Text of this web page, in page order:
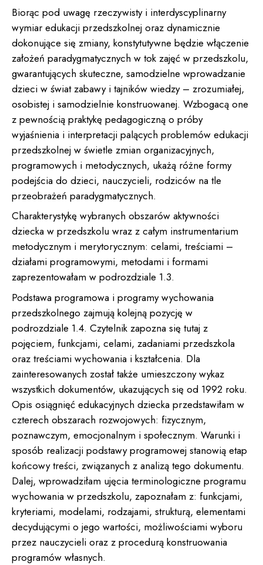
Biorąc pod uwagę rzeczywisty i interdyscyplinarny
wymiar edukacji przedszkolnej oraz dynamicznie
dokonujące się zmiany, konstytutywne będzie włączenie
założeń paradygmatycznych w tok zajęć w przedszkolu,
gwarantujących skuteczne, samodzielne wprowadzanie
dzieci w świat zabawy i tajników wiedzy – zrozumiałej,
osobistej i samodzielnie konstruowanej. Wzbogacą one
z pewnością praktykę pedagogiczną o próby
wyjaśnienia i interpretacji palących problemów edukacji
przedszkolnej w świetle zmian organizacyjnych,
programowych i metodycznych, ukażą różne formy
podejścia do dzieci, nauczycieli, rodziców na tle
przeobrażeń paradygmatycznych.
Charakterystykę wybranych obszarów aktywności
dziecka w przedszkolu wraz z całym instrumentarium
metodycznym i merytorycznym: celami, treściami –
działami programowymi, metodami i formami
zaprezentowałam w podrozdziale 1.3.
Podstawa programowa i programy wychowania
przedszkolnego zajmują kolejną pozycję w
podrozdziale 1.4. Czytelnik zapozna się tutaj z
pojęciem, funkcjami, celami, zadaniami przedszkola
oraz treściami wychowania i kształcenia. Dla
zainteresowanych został także umieszczony wykaz
wszystkich dokumentów, ukazujących się od 1992 roku.
Opis osiągnięć edukacyjnych dziecka przedstawiłam w
czterech obszarach rozwojowych: fizycznym,
poznawczym, emocjonalnym i społecznym. Warunki i
sposób realizacji podstawy programowej stanowią etap
końcowy treści, związanych z analizą tego dokumentu.
Dalej, wprowadziłam ujęcia terminologiczne programu
wychowania w przedszkolu, zapoznałam z: funkcjami,
kryteriami, modelami, rodzajami, strukturą, elementami
decydującymi o jego wartości, możliwościami wyboru
przez nauczycieli oraz z procedurą konstruowania
programów własnych.